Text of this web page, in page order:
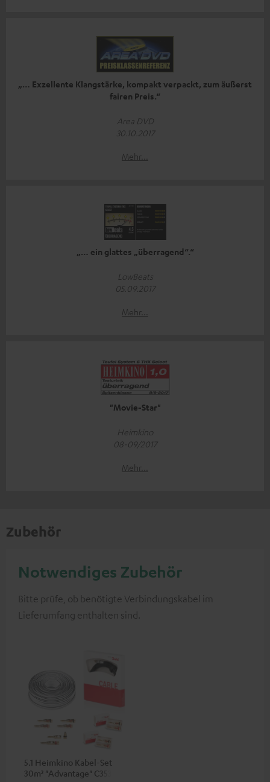
„… Exzellente Klangstärke, kompakt verpackt, zum äußerst
fairen Preis.“
Area DVD
30.10.2017
Mehr...
„… ein glattes „überragend“.“
LowBeats
05.09.2017
Mehr...
"Movie-Star"
Heimkino
08-09/2017
Mehr...
Zubehör
Notwendiges Zubehör
Bitte prüfe, ob benötigte Verbindungskabel im
Lieferumfang enthalten sind.
5.1 Heimkino Kabel-Set
30m² "Advantage" C3535S